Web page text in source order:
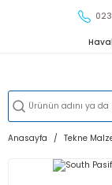
Anasayfa Tekne